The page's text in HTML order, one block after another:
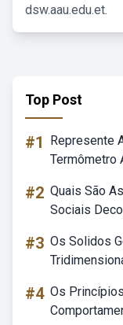
dsw.aau.edu.et.
Top Post
#1
Represente
Termômetro
#2 Quais São
Sociais
#3 Os Solidos
#4 Os